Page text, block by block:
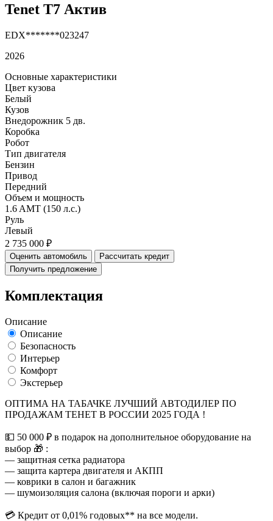
Tenet T7 Актив
EDX*******023247
2026
Основные характеристики
Цвет кузова
Белый
Кузов
Внедорожник 5 дв.
Коробка
Робот
Тип двигателя
Бензин
Привод
Передний
Объем и мощность
1.6 AMT (150 л.с.)
Руль
Левый
2 735 000 ₽
Оценить автомобиль
Рассчитать кредит
Получить предложение
Комплектация
Описание
Описание
Безопасность
Интерьер
Комфорт
Экстерьер
ОПТИМА НА ТАБАЧКЕ ЛУЧШИЙ АВТОДИЛЕР ПО
ПРОДАЖАМ ТЕНЕТ В РОССИИ 2025 ГОДА !
💵 50 000 ₽ в подарок на дополнительное оборудование на
выбор 🎁 :
— защитная сетка радиатора
— защита картера двигателя и АКПП
— коврики в салон и багажник
— шумоизоляция салона (включая пороги и арки)
💳 Кредит от 0,01% годовых** на все модели.